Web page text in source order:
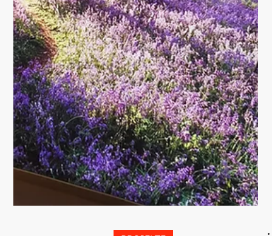
PROJEKTE
AT WORK. From Store
to Trendstore
Als kleiner Vorgeschmack zeige ich dir hier mal einen
Entwurf von 5 Stück. Der Schuhladen in der Innenstadt
Erfurts bekommt ein neues...